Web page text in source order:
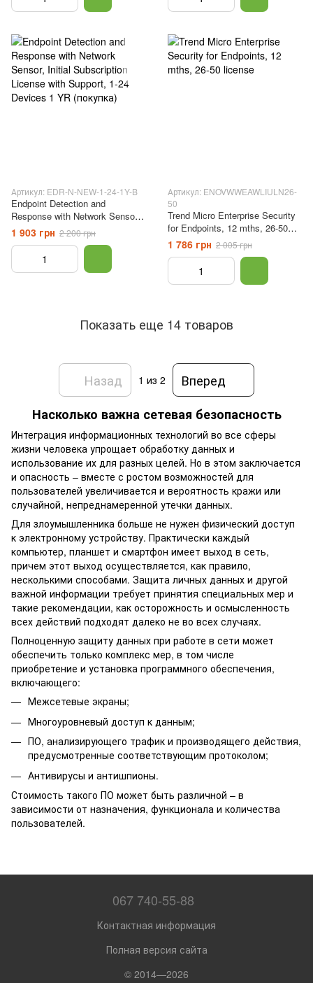
Артикул: EDR-N-NEW-1-24-1Y-B
Endpoint Detection and
Response with Network Sensor,
Initial Subscription License with
Support, 1-24 Devices 1 YR
(покупка)
1 903 грн 2 200 грн
Артикул: ENOVWWEAWLIULN26-
50
Trend Micro Enterprise Security
for Endpoints, 12 mths, 26-50
license
1 786 грн 2 005 грн
Показать еще 14 товаров
Назад 1 из 2
Вперед
Насколько важна сетевая безопасность
Интеграция информационных технологий во все сферы
жизни человека упрощает обработку данных и
использование их для разных целей. Но в этом заключается
и опасность – вместе с ростом возможностей для
пользователей увеличивается и вероятность кражи или
случайной, непреднамеренной утечки данных.
Для злоумышленника больше не нужен физический доступ
к электронному устройству. Практически каждый
компьютер, планшет и смартфон имеет выход в сеть,
причем этот выход осуществляется, как правило,
несколькими способами. Защита личных данных и другой
важной информации требует принятия специальных мер и
такие рекомендации, как осторожность и осмысленность
всех действий подходят далеко не во всех случаях.
Полноценную защиту данных при работе в сети может
обеспечить только комплекс мер, в том числе
приобретение и установка программного обеспечения,
включающего:
Межсетевые экраны;
Многоуровневый доступ к данным;
ПО, анализирующего трафик и производящего действия,
предусмотренные соответствующим протоколом;
Антивирусы и антишпионы.
Стоимость такого ПО может быть различной – в
зависимости от назначения, функционала и количества
пользователей.
067 740-55-88
Контактная информация
Полная версия сайта
© 2014—2026